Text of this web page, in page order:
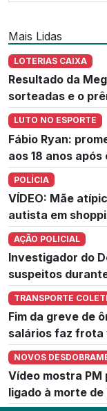
Mais Lidas
LOTERIAS CAIXA
Resultado da
sorteadas e o
LUTO NO ESPORTE
Fábio Ryan:
aos 18 anos
POLÍCIA
VÍDEO: Mãe
autista em
AÇÃO POLICIAL
Investigador do
suspeitos
TRANSPORTE
Fim da greve de
salários faz frota
NOVOS
Vídeo mostra
ligado à morte